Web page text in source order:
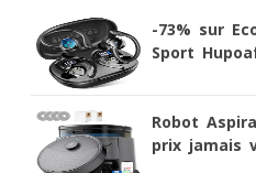
-73% sur
Sport
Robot
prix jamais